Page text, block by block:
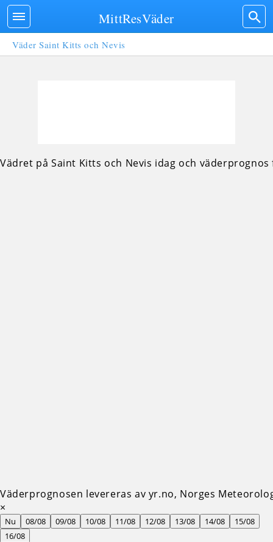
Väder Saint Kitts och Nevis
Vädret på Saint Kitts och Nevis idag och
Väderprognosen levereras av yr.no, Norges
×
Nu 08/08 09/08 10/08 11/08 12/08 13/08 14/08
15/08
16/08
MittResVäder